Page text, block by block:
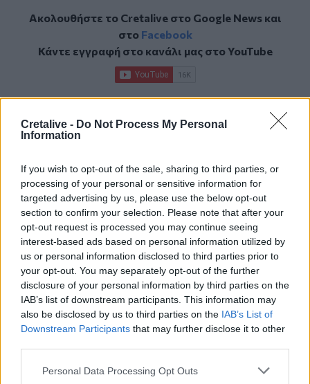
Cretalive - Do Not Process My Personal
Information
If you wish to opt-out of the sale, sharing to third parties, or
processing of your personal or sensitive information for
targeted advertising by us, please use the below opt-out
section to confirm your selection. Please note that after your
opt-out request is processed you may continue seeing
interest-based ads based on personal information utilized by
us or personal information disclosed to third parties prior to
your opt-out. You may separately opt-out of the further
disclosure of your personal information by third parties on the
IAB’s list of downstream participants. This information may
also be disclosed by us to third parties on the IAB’s List of
Downstream Participants that may further disclose it to other
Personal Data Processing Opt Outs
Ακολουθήστε το Cretalive στο Google Newsκαι
στο Facebook
Κάντε εγγραφή στο κανάλι μας στοYouTube
ΣΧΕΤΙΚΆ TAGS
Λαϊκή Συσπείρωση Κρήτης Κτηματολόγιο Κρήτη